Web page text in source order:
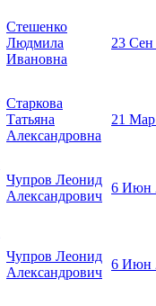
Стешенко
Людмила
Ивановна
23 Сен
Старкова
Татьяна
Александровна
21
Чупров Леонид
Александрович
6 Июн
Чупров Леонид
Александрович
6 Июн